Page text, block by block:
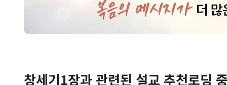
창세기1장과 관련된 설교 추천로딩